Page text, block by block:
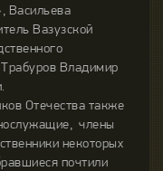
Васильева
Вазузской
Владимир
Отечества также
члены
некоторых
почтили